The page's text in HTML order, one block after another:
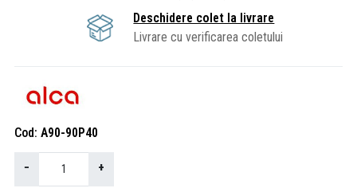
Deschidere colet la livrare
Livrare cu verificarea coletului
Cod A90-90P40
− +